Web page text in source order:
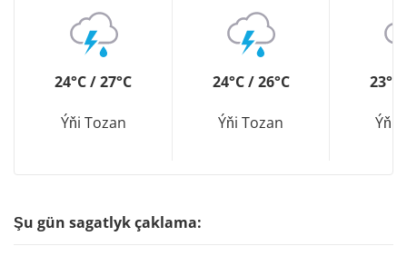
24°C / 27°C
Ýňi Tozan
24°C / 26°C
Ýňi Tozan
23°C
Ýňi
Şu gün sagatlyk çaklama: